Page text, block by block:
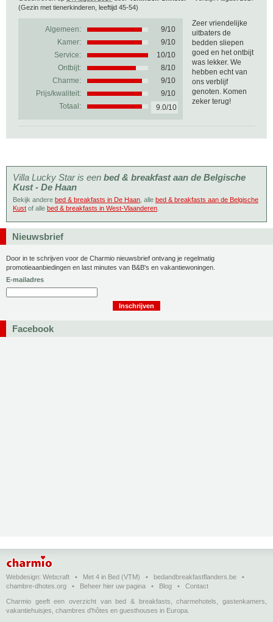
(Gezin met tienerkinderen, leeftijd 45-54)
Algemeen: 9/10
Kamer:
9/10
Service:
10/10
Ontbijt:
8/10
Charme:
9/10
Prijs/kwaliteit:
9/10
Totaal:
9.0/10
Zeer vriendelijke
uitbaters de
bedden sliepen
goed en het ontbijt
was lekker. We
hebben echt van
ons verblijf
genoten. Komen
zeker terug!
Villa Lucky Star is een bed & breakfast aan de Belgische
Kust - De Haan
Bekijk andere bed & breakfasts in De Haan , alle bed & breakfasts aan de Belgische
Kust of alle bed & breakfasts in West-Vlaanderen
Nieuwsbrief
Door in te schrijven voor de Charmio nieuwsbrief ontvang je regelmatig
promotieaanbiedingen en last minutes van B&B's en vakantiewoningen.
E-mailadres
Facebook
Webdesign: Webcraft • Met 4 in Bed (VTM) • bedandbreakfastflanders.be •
chambre-dhotes.org • Beheer hier uw pagina • Blog • Contact
Charmio geeft een overzicht van bed & breakfasts, charmehotels, gastenkamers,
vakantiehuisjes, chambres d'hôtes en guesthouses in Europa.